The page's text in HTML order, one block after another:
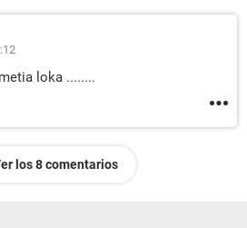
loka ........
los 8 comentarios